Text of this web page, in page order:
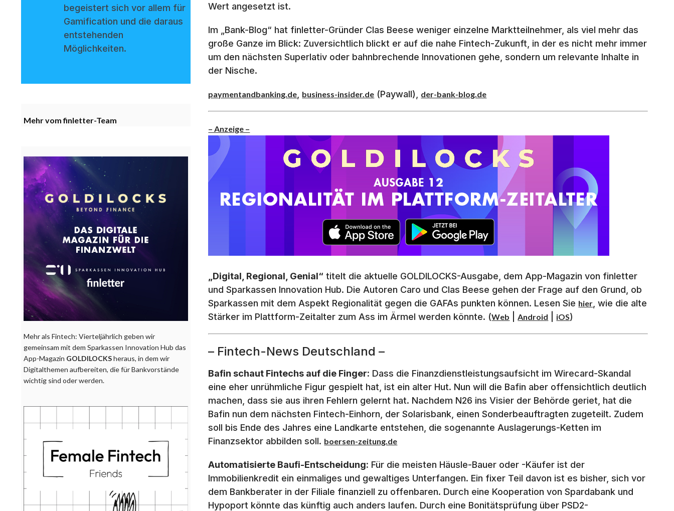
begeistert sich vor allem für
Gamification und die daraus
entstehenden
Möglichkeiten.
Mehr vom finletter-Team
Mehr als Fintech: Vierteljährlich geben wir
gemeinsam mit dem Sparkassen Innovation Hub das
App-Magazin GOLDILOCKSheraus, in dem wir
Digitalthemen aufbereiten, die für Bankvorstände
wichtig sind oder werden.
Wert angesetzt ist.
Im „Bank-Blog“ hat finletter-Gründer Clas Beese weniger einzelne Marktteilnehmer, als viel mehr das
große Ganze im Blick: Zuversichtlich blickt er auf die nahe Fintech-Zukunft, in der es nicht mehr immer
um den nächsten Superlativ oder bahnbrechende Innovationen gehe, sondern um relevante Inhalte in
der Nische.
paymentandbanking.de business-insider.de (Paywall), der-bank-blog.de
– Anzeige –
„Digital, Regional, Genial“ titelt die aktuelle GOLDILOCKS-Ausgabe, dem App-Magazin von finletter
und Sparkassen Innovation Hub. Die Autoren Caro und Clas Beese gehen der Frage auf den Grund, ob
Sparkassen mit dem Aspekt Regionalität gegen die GAFAs punkten können. Lesen Sie hier , wie die alte
Stärker im Plattform-Zeitalter zum Ass im Ärmel werden könnte. (Web |Android iOS)
– Fintech-News Deutschland –
Bafin schaut Fintechs auf die Finger: Dass die Finanzdienstleistungsaufsicht im Wirecard-Skandal
eine eher unrühmliche Figur gespielt hat, ist ein alter Hut. Nun will die Bafin aber offensichtlich deutlich
machen, dass sie aus ihren Fehlern gelernt hat. Nachdem N26 ins Visier der Behörde geriet, hat die
Bafin nun dem nächsten Fintech-Einhorn, der Solarisbank, einen Sonderbeauftragten zugeteilt. Zudem
soll bis Ende des Jahres eine Landkarte entstehen, die sogenannte Auslagerungs-Ketten im
Finanzsektor abbilden soll. boersen-zeitung.de
Automatisierte Baufi-Entscheidung: Für die meisten Häusle-Bauer oder -Käufer ist der
Immobilienkredit ein einmaliges und gewaltiges Unterfangen. Ein fixer Teil davon ist es bisher, sich vor
dem Bankberater in der Filiale finanziell zu offenbaren. Durch eine Kooperation von Spardabank und
Hypoport könnte das künftig auch anders laufen. Durch eine Bonitätsprüfung über PSD2-